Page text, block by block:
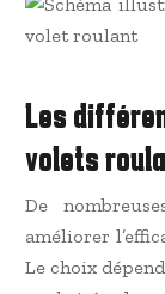
Les
volets
De
améliorer
Le choix